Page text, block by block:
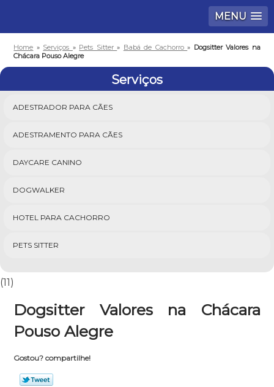
MENU
Home » Serviços » Pets Sitter» Babá de Cachorro» Dogsitter Valores na
Chácara Pouso Alegre
Serviços
ADESTRADOR PARA CÃES
ADESTRAMENTO PARA CÃES
DAYCARE CANINO
DOGWALKER
HOTEL PARA CACHORRO
PETS SITTER
(11)
Dogsitter Valores na Chácara
Pouso Alegre
Gostou? compartilhe!